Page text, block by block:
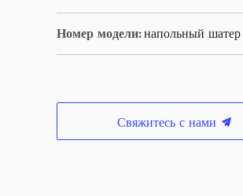
Номер модели: напольный шатер
Свяжитесь с нами